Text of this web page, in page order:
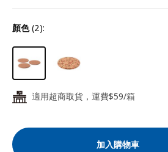
顏色(2):
24 適用超商取貨，運費$59/箱
加入購物車